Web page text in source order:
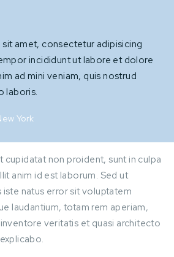
amet, consectetur adipisicing
incididunt ut labore et dolore
ad mini veniam, quis nostrud
laboris.
York
cupidatat non proident, sunt in culpa
anim id est laborum. Sed ut
natus error sit voluptatem
laudantium, totam rem aperiam,
veritatis et quasi architecto